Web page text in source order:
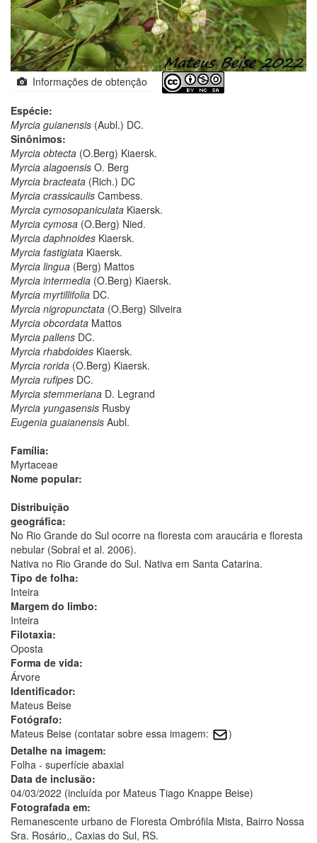
Informações de obtenção
Espécie:
Myrcia guianensis (Aubl.) DC.
Sinônimos:
Myrcia obtecta (O.Berg) Kiaersk.
Myrcia alagoensis O. Berg
Myrcia bracteata (Rich.) DC
Myrcia crassicaulis Cambess.
Myrcia cymosopaniculata Kiaersk.
Myrcia cymosa (O.Berg) Nied.
Myrcia daphnoides Kiaersk.
Myrcia fastigiata Kiaersk.
Myrcia lingua (Berg) Mattos
Myrcia intermedia (O.Berg) Kiaersk.
Myrcia myrtillifolia DC.
Myrcia nigropunctata (O.Berg) Silveira
Myrcia obcordata Mattos
Myrcia pallens DC.
Myrcia rhabdoides Kiaersk.
Myrcia rorida (O.Berg) Kiaersk.
Myrcia rufipes DC.
Myrcia stemmeriana D. Legrand
Myrcia yungasensis Rusby
Eugenia guaianensis Aubl.
Família:
Myrtaceae
Nome popular:
Distribuição
geográfica:
No Rio Grande do Sul ocorre na floresta com araucária e floresta
nebular (Sobral et al. 2006).
Nativa no Rio Grande do Sul. Nativa em Santa Catarina.
Tipo de folha:
Inteira
Margem do limbo:
Inteira
Filotaxia:
Oposta
Forma de vida:
Árvore
Identificador:
Mateus Beise
Fotógrafo:
Mateus Beise (contatar sobre essa imagem:
)
Detalhe na imagem:
Folha - superfície abaxial
Data de inclusão:
04/03/2022 (incluída por Mateus Tiago Knappe Beise)
Fotografada em:
Remanescente urbano de Floresta Ombrófila Mista, Bairro Nossa
Sra. Rosário,, Caxias do Sul, RS.